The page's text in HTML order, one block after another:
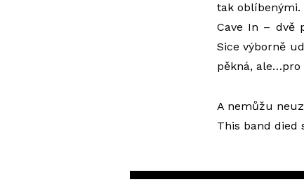
tak oblíbenými.
Cave In – dvě
Sice výborně
pěkná, ale…pro
A nemůžu
This band died